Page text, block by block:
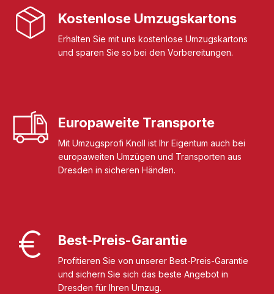
Kostenlose Umzugskartons
Erhalten Sie mit uns kostenlose Umzugskartons
und sparen Sie so bei den Vorbereitungen.
Europaweite Transporte
Mit Umzugsprofi Knoll ist Ihr Eigentum auch bei
europaweiten Umzügen und Transporten aus
Dresden in sicheren Händen.
Best-Preis-Garantie
Profitieren Sie von unserer Best-Preis-Garantie
und sichern Sie sich das beste Angebot in
Dresden für Ihren Umzug.